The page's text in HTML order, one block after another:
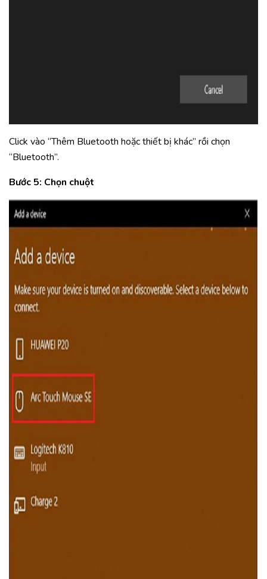
Click vào “Thêm Bluetooth hoặc thiết bị khác” rồi chọn
“Bluetooth”.
Bước 5: Chọn chuột